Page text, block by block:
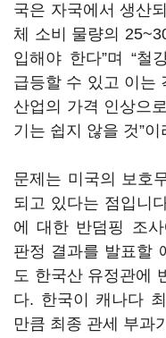
국은 자국에서 생산
체 소비 물량의
입해야 한다”며 “철
급등할 수 있고 이는
산업의 가격 인상으
기는 쉽지 않을 것”
문제는 미국의 보호
되고 있다는 점입니
에 대한 반덤핑 조
판정 결과를 발표할
도 한국산 유정관에
다. 한국이 캐나다
만큼 최종 관세 부과